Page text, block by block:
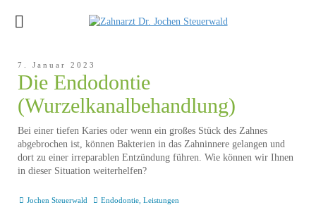
7. Januar 2023
Die Endodontie
(Wurzelkanalbehandlung)
Bei einer tiefen Karies oder wenn ein großes Stück des Zahnes
abgebrochen ist, können Bakterien in das Zahninnere gelangen und
dort zu einer irreparablen Entzündung führen. Wie können wir Ihnen
in dieser Situation weiterhelfen?
Jochen Steuerwald Endodontie ,Leistungen